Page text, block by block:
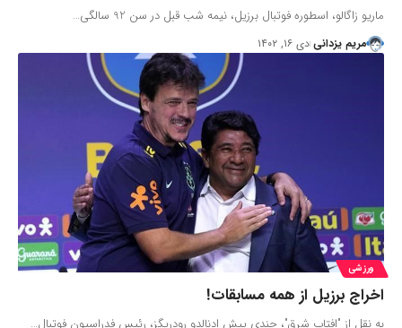
ماریو زاگالو، اسطوره فوتبال برزیل، نیمه شب قبل در سن 92 سالگی…
مریم یزدانی دی ۱۶, ۱۴۰۲
ورزشی
اخراج برزیل از همه مسابقات!
به نقل از "افتاب شرق"، چندی پیش ادنالدو رودریگز، رئیس فدراسیون فوتبال…